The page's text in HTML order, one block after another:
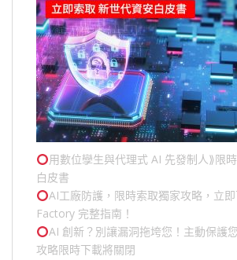
用數位孿生與代理式 AI 先發制人⟫限
白皮書
AI工廠防護，限時索取獨家攻略，立
Factory 完整指南！
AI 創新？別讓漏洞拖垮您！主動保護
攻略限時下載將關閉